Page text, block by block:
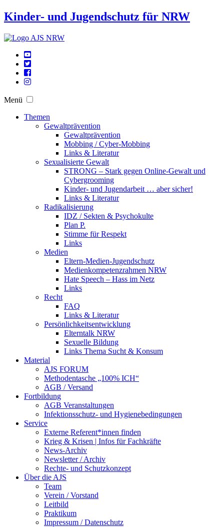
Kinder- und Jugendschutz für NRW
Menü
Themen
Gewaltprävention
Gewaltprävention
Mobbing / Cyber-Mobbing
Links & Literatur
Sexualisierte Gewalt
STRONG – Stark gegen Online-Gewalt und
Cybergrooming
Kinder- und Jugendarbeit … aber sicher!
Links & Literatur
Radikalisierung
IDZ / Sekten & Psychokulte
Plan P.
Stimme für Respekt
Links
Medien
Eltern-Medien-Jugendschutz
Medienkompetenzrahmen NRW
Hate Speech – Hass im Netz
Links
Recht
FAQ
Links & Literatur
Persönlichkeitsentwicklung
Elterntalk NRW
Sexuelle Bildung
Links Thema Sucht & Konsum
Material
AJS FORUM
Methodentasche „100% ICH“
AGB / Versand
Fortbildung
AGB Veranstaltungen
Infektionsschutz- und Hygienebedingungen
Service
Externe Referent*innen finden
Krieg & Krisen | Infos für Fachkräfte
News-Archiv
Newsletter / Archiv
Rechte- und Schutzkonzept
Über die AJS
Team
Verein / Vorstand
Leitbild
Praktikum
Impressum / Datenschutz